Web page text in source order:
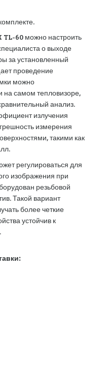
TL-60 можно настроить
о выходе
за установленный
проведение
можно
на самом тепловизоре,
анализ.
излучения
измерения
такими как
регулироваться для
изображения при
резьбовой
Такой вариант
более четкие
устойчив к